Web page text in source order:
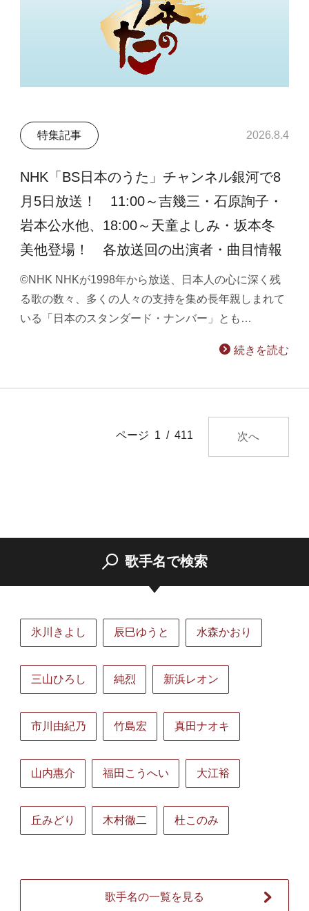
特集記事 2026.8.4
NHK「BS日本のうた」チャンネル銀河で8
月5日放送！ 11:00～吉幾三・石原詢子・
岩本公水他、18:00～天童よしみ・坂本冬
美他登場！ 各放送回の出演者・曲目情報
©NHK NHKが1998年から放送、日本人の心に深く残
る歌の数々、多くの人々の支持を集め長年親しまれて
いる「日本のスタンダード・ナンバー」とも…
続きを読む
ページ 1 / 411 次へ
歌手名で検索
氷川きよし 辰巳ゆうと 水森かおり
三山ひろし 純烈 新浜レオン
市川由紀乃 竹島宏 真田ナオキ
山内惠介 福田こうへい 大江裕
丘みどり 木村徹二 杜このみ
歌手名の一覧を見る